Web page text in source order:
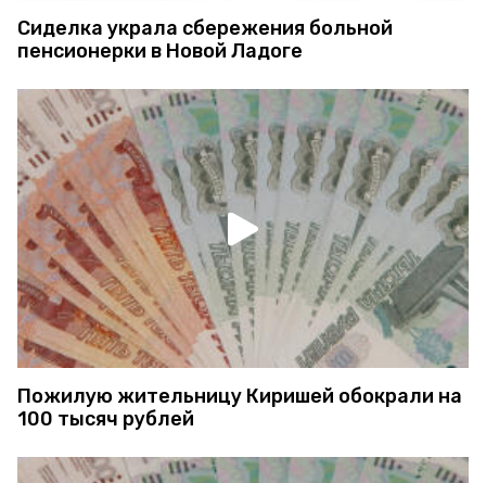
Сиделка украла сбережения больной
пенсионерки в Новой Ладоге
Пожилую жительницу Киришей обокрали на
100 тысяч рублей